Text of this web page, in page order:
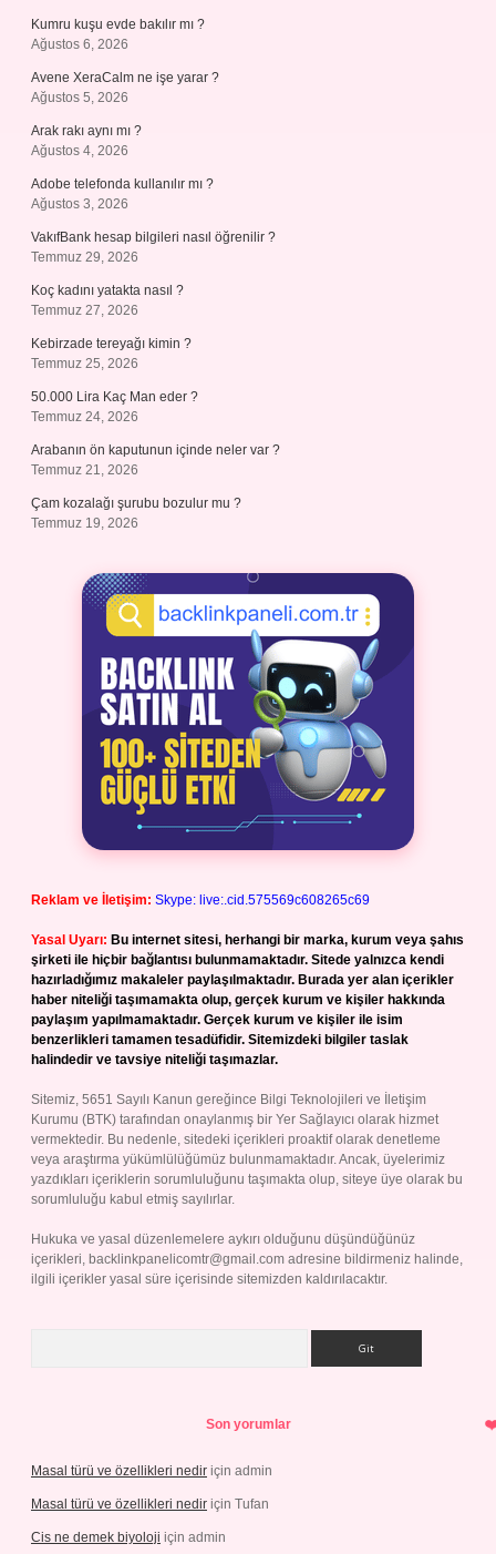
Kumru kuşu evde bakılır mı ?
Ağustos 6, 2026
Avene XeraCalm ne işe yarar ?
Ağustos 5, 2026
Arak rakı aynı mı ?
Ağustos 4, 2026
Adobe telefonda kullanılır mı ?
Ağustos 3, 2026
VakıfBank hesap bilgileri nasıl öğrenilir ?
Temmuz 29, 2026
Koç kadını yatakta nasıl ?
Temmuz 27, 2026
Kebirzade tereyağı kimin ?
Temmuz 25, 2026
50.000 Lira Kaç Man eder ?
Temmuz 24, 2026
Arabanın ön kaputunun içinde neler var ?
Temmuz 21, 2026
Çam kozalağı şurubu bozulur mu ?
Temmuz 19, 2026
Reklam ve İletişim: Skype: live:.cid.575569c608265c69
Yasal Uyarı: Bu internet sitesi, herhangi bir marka, kurum veya şahıs
şirketi ile hiçbir bağlantısı bulunmamaktadır. Sitede yalnızca kendi
hazırladığımız makaleler paylaşılmaktadır. Burada yer alan içerikler
haber niteliği taşımamakta olup, gerçek kurum ve kişiler hakkında
paylaşım yapılmamaktadır. Gerçek kurum ve kişiler ile isim
benzerlikleri tamamen tesadüfidir. Sitemizdeki bilgiler taslak
halindedir ve tavsiye niteliği taşımazlar.
Sitemiz, 5651 Sayılı Kanun gereğince Bilgi Teknolojileri ve İletişim
Kurumu (BTK) tarafından onaylanmış bir Yer Sağlayıcı olarak hizmet
vermektedir. Bu nedenle, sitedeki içerikleri proaktif olarak denetleme
veya araştırma yükümlülüğümüz bulunmamaktadır. Ancak, üyelerimiz
yazdıkları içeriklerin sorumluluğunu taşımakta olup, siteye üye olarak bu
sorumluluğu kabul etmiş sayılırlar.
Hukuka ve yasal düzenlemelere aykırı olduğunu düşündüğünüz
içerikleri, backlinkpanelicomtr@gmail.com adresine bildirmeniz halinde,
ilgili içerikler yasal süre içerisinde sitemizden kaldırılacaktır.
Son yorumlar
Masal türü ve özellikleri nedir için admin
Masal türü ve özellikleri nedir için Tufan
Cis ne demek biyoloji için admin